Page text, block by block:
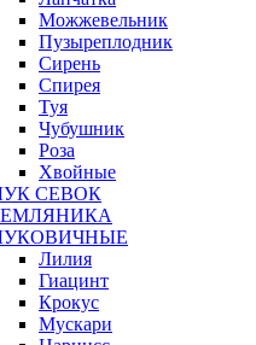
Можжевельник
Пузыреплодник
Сирень
Спирея
Туя
Чубушник
Роза
Хвойные
СЕВОК
Лилия
Гиацинт
Крокус
Мускари